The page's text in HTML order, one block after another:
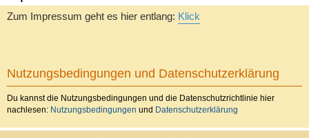
Zum Impressum geht es hier entlang: Klick
Nutzungsbedingungen und Datenschutzerklärung
Du kannst die Nutzungsbedingungen und die Datenschutzrichtlinie hier
nachlesen: Nutzungsbedingungen und Datenschutzerklärung